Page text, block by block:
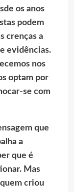
os anos
podem
crenças a
evidências.
nos
optam por
se com
que
a
que é
Mas
criou